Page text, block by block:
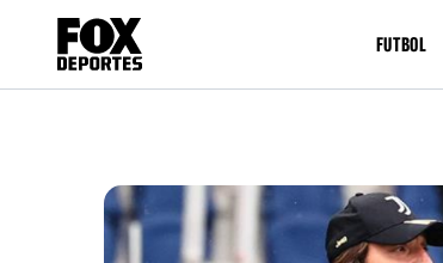
FUTBOL